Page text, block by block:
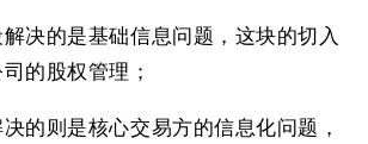
决的是基础信息问题，这块的切入
的股权管理；
的则是核心交易方的信息化问题，